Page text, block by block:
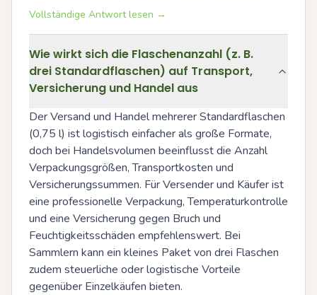
Vollständige Antwort lesen →
Wie wirkt sich die Flaschenanzahl (z. B.
drei Standardflaschen) auf Transport,
Versicherung und Handel aus
Der Versand und Handel mehrerer Standardflaschen
(0,75 l) ist logistisch einfacher als große Formate,
doch bei Handelsvolumen beeinflusst die Anzahl
Verpackungsgrößen, Transportkosten und
Versicherungssummen. Für Versender und Käufer ist
eine professionelle Verpackung, Temperaturkontrolle
und eine Versicherung gegen Bruch und
Feuchtigkeitsschäden empfehlenswert. Bei
Sammlern kann ein kleines Paket von drei Flaschen
zudem steuerliche oder logistische Vorteile
gegenüber Einzelkäufen bieten.